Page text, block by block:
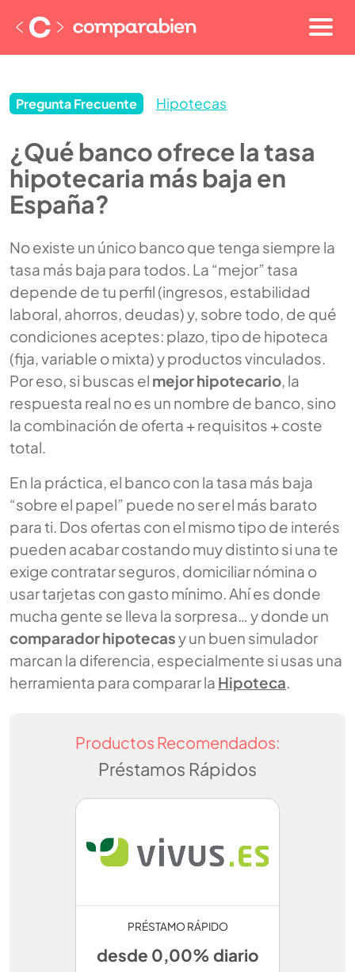
Pregunta Frecuente Hipotecas
¿Qué banco ofrece la tasa
hipotecaria más baja en
España?
No existe un único banco que tenga siempre la
tasa más baja para todos. La “mejor” tasa
depende de tu perfil (ingresos, estabilidad
laboral, ahorros, deudas) y, sobre todo, de qué
condiciones aceptes: plazo, tipo de hipoteca
(fija, variable o mixta) y productos vinculados.
Por eso, si buscas el mejor hipotecario, la
respuesta real no es un nombre de banco, sino
la combinación de oferta + requisitos + coste
total.
En la práctica, el banco con la tasa más baja
“sobre el papel” puede no ser el más barato
para ti. Dos ofertas con el mismo tipo de interés
pueden acabar costando muy distinto si una te
exige contratar seguros, domiciliar nómina o
usar tarjetas con gasto mínimo. Ahí es donde
mucha gente se lleva la sorpresa… y donde un
comparador hipotecasy un buen simulador
marcan la diferencia, especialmente si usas una
herramienta para comparar la Hipoteca.
Productos Recomendados:
Préstamos Rápidos
PRÉSTAMO RÁPIDO
desde 0,00% diario